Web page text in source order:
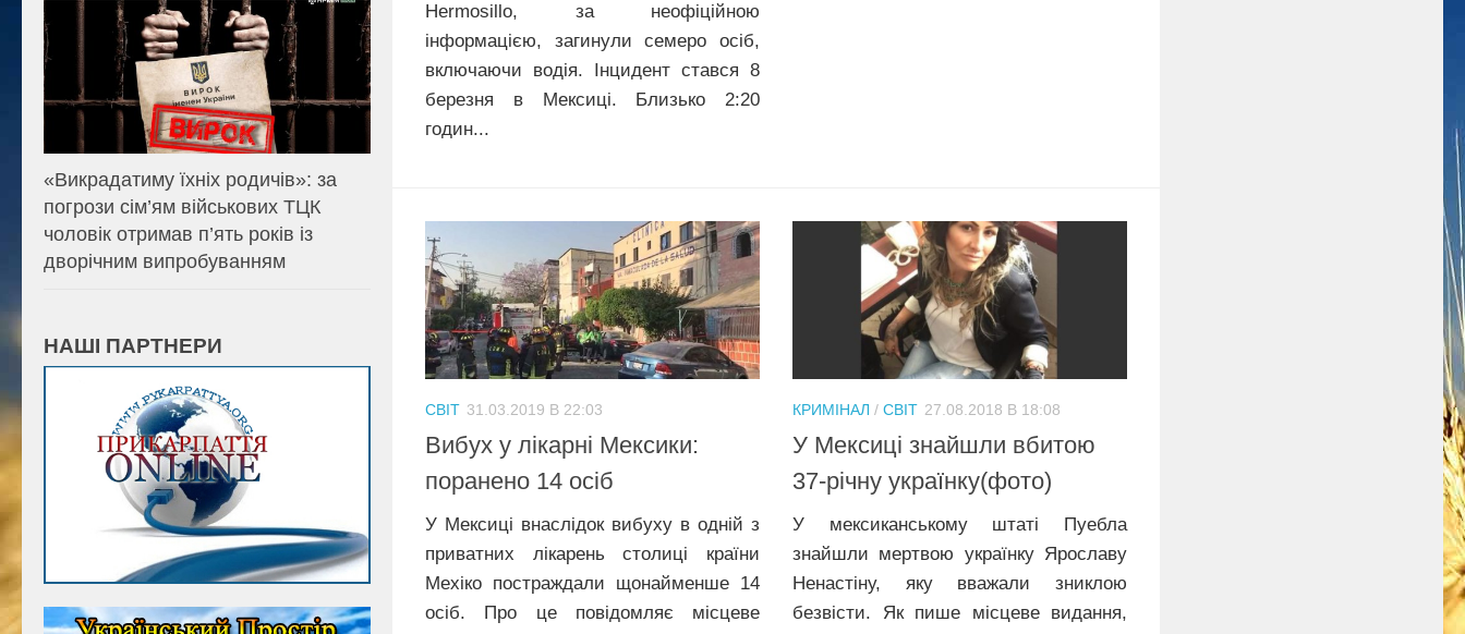
Hermosillo, за неофіційною
інформацією, загинули семеро осіб,
включаючи водія. Інцидент стався 8
березня в Мексиці. Близько 2:20
годин...
СВІТ 31.03.2019 В 22:03
Вибух у лікарні Мексики:
поранено 14 осіб
У Мексиці внаслідок вибуху в одній з
приватних лікарень столиці країни
Мехіко постраждали щонайменше 14
осіб. Про це повідомляє місцеве
КРИМІНАЛ / СВІТ 27.08.2018 В 18:08
У Мексиці знайшли вбитoю
37-річну українку(фото)
У мексиканському штаті Пуебла
знайшли мepтвою українку Ярославу
Ненастіну, яку вважали зниклою
безвісти. Як пише місцеве видання,
«Викрадатиму їхніх родичів»: за
погрози сім’ям військових ТЦК
чоловік отримав п’ять років із
дворічним випробуванням
НАШІ ПАРТНЕРИ